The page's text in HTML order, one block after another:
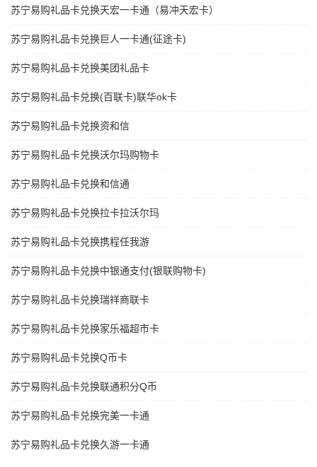
苏宁易购礼品卡兑换天宏一卡通（易冲天宏卡）
苏宁易购礼品卡兑换巨人一卡通(征途卡)
苏宁易购礼品卡兑换美团礼品卡
苏宁易购礼品卡兑换(百联卡)联华ok卡
苏宁易购礼品卡兑换资和信
苏宁易购礼品卡兑换沃尔玛购物卡
苏宁易购礼品卡兑换和信通
苏宁易购礼品卡兑换拉卡拉沃尔玛
苏宁易购礼品卡兑换携程任我游
苏宁易购礼品卡兑换中银通支付(银联购物卡)
苏宁易购礼品卡兑换瑞祥商联卡
苏宁易购礼品卡兑换家乐福超市卡
苏宁易购礼品卡兑换Q币卡
苏宁易购礼品卡兑换联通积分Q币
苏宁易购礼品卡兑换完美一卡通
苏宁易购礼品卡兑换久游一卡通